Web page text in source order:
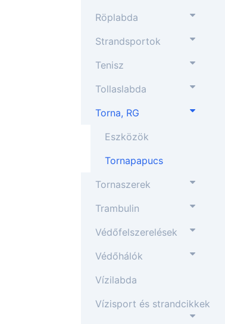
Röplabda
Strandsportok
Tenisz
Tollaslabda
Torna, RG
Eszközök
Tornapapucs
Tornaszerek
Trambulin
Védőfelszerelések
Védőhálók
Vízilabda
Vízisport és strandcikkek